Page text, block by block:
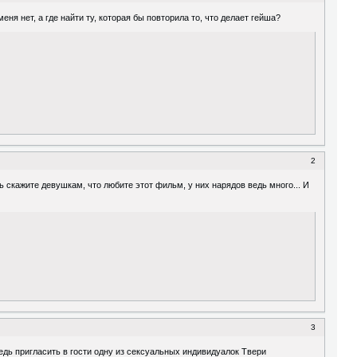
нет, а где найти ту, которая бы повторила то, что делает гейша?
2
скажите девушкам, что любите этот фильм, у них нарядов ведь много... И
3
пригласить в гости одну из сексуальных индивидуалок Твери